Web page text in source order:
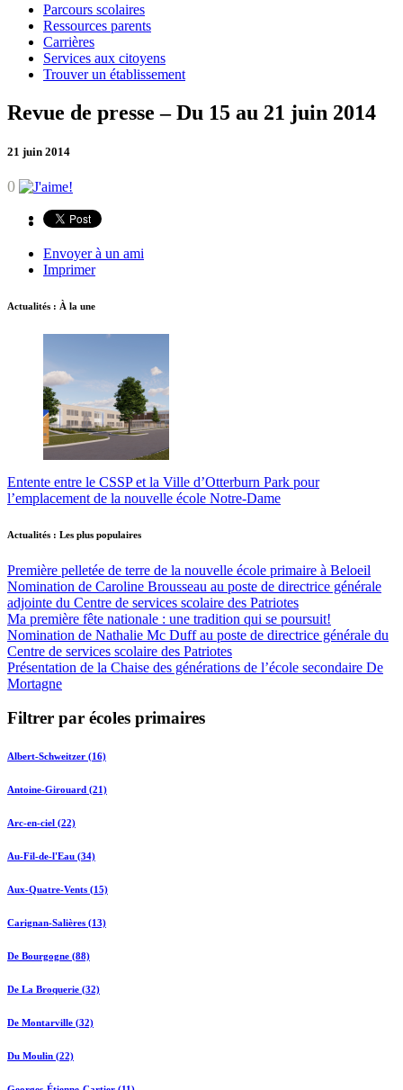
Parcours scolaires
Ressources parents
Carrières
Services aux citoyens
Trouver un établissement
Revue de presse – Du 15 au 21 juin 2014
21 juin 2014
0
Envoyer à un ami
Imprimer
Actualités : À la une
Entente entre le CSSP et la Ville d’Otterburn Park pour
l’emplacement de la nouvelle école Notre-Dame
Actualités : Les plus populaires
Première pelletée de terre de la nouvelle école primaire à Beloeil
Nomination de Caroline Brousseau au poste de directrice générale
adjointe du Centre de services scolaire des Patriotes
Ma première fête nationale : une tradition qui se poursuit!
Nomination de Nathalie Mc Duff au poste de directrice générale du
Centre de services scolaire des Patriotes
Présentation de la Chaise des générations de l’école secondaire De
Mortagne
Filtrer par écoles primaires
Albert-Schweitzer (16)
Antoine-Girouard (21)
Arc-en-ciel (22)
Au-Fil-de-l'Eau (34)
Aux-Quatre-Vents (15)
Carignan-Salières (13)
De Bourgogne (88)
De La Broquerie (32)
De Montarville (32)
Du Moulin (22)